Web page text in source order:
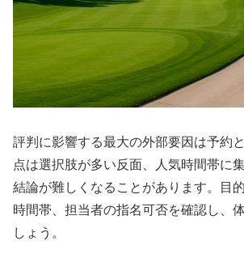
評判に影響する最大の外部要因は予約
点は選択肢が多い反面、人気時間帯に
結論が難しくなることがあります。目
時間帯、担当者の指名可否を確認し、
しょう。